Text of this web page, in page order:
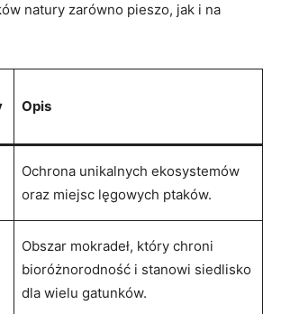
natury zarówno pieszo,⁢ jak i na
Opis
Ochrona⁤ unikalnych ⁣ekosystemów
oraz miejsc lęgowych⁢ ptaków.
Obszar⁢ mokradeł, który⁢ chroni‌
bioróżnorodność i stanowi siedlisko
dla wielu gatunków.